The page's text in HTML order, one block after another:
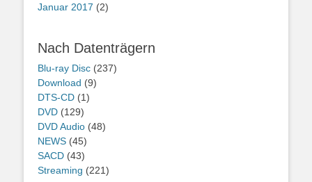
Januar 2017 (2)
Nach Datenträgern
Blu-ray Disc (237)
Download (9)
DTS-CD (1)
DVD (129)
DVD Audio (48)
NEWS (45)
SACD (43)
Streaming (221)